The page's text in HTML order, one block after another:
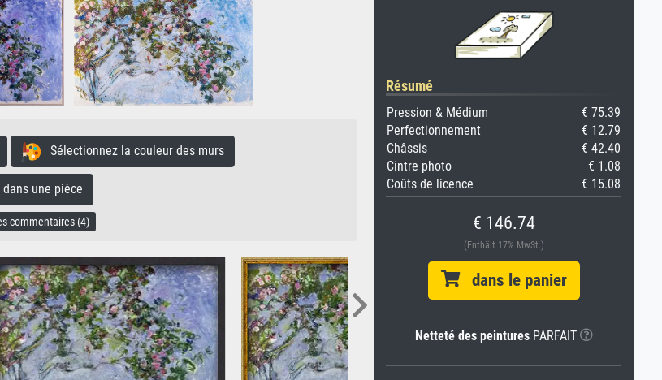
Sélectionnez la couleur des murs
une pièce
commentaires (4)
Résumé
Pression & Médium
€ 75.39
Perfectionnement
€ 12.79
Châssis
€ 42.40
Cintre photo
€ 1.08
Coûts de licence
€ 15.08
€ 146.74
(Enthält 17% MwSt.)
dans le panier
Netteté des peinturesPARFAIT